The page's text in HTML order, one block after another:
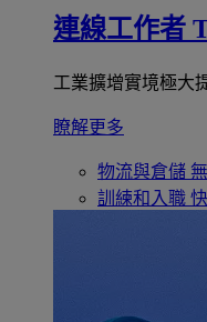
連線工作者
工業擴增實境極大
瞭解更多
物流與倉儲
訓練和入職